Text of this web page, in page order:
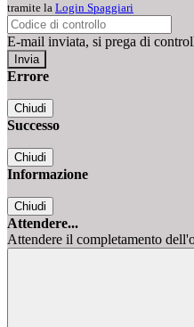
tramite la Login Spaggiari
E-mail inviata, si prega di
Errore
Chiudi
Successo
Chiudi
Informazione
Chiudi
Attendere...
Attendere il completamento